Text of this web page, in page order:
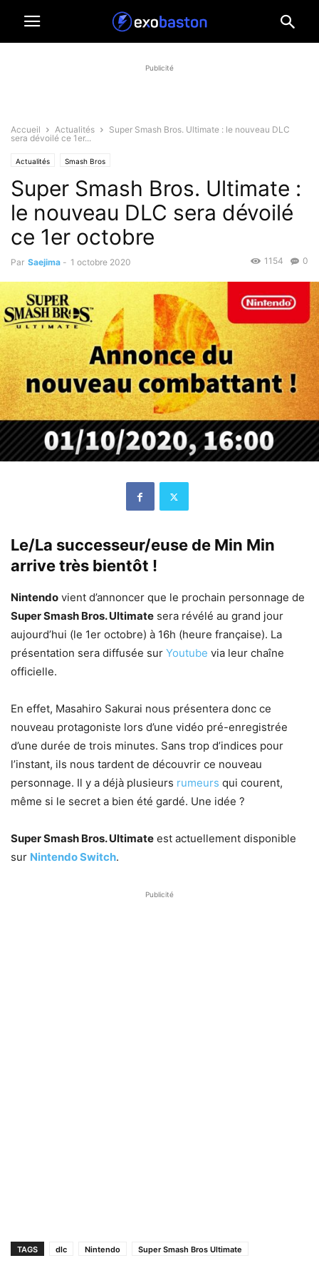
Publicité
Accueil Actualités
Super Smash Bros. Ultimate : le nouveau DLC
sera dévoilé ce 1er...
Actualités Smash Bros
Super Smash Bros. Ultimate :
le nouveau DLC sera dévoilé
ce 1er octobre
Par Saejima - 1 octobre 2020 0
1154
Le/La successeur/euse de Min Min
arrive très bientôt !
Nintendo vient d’annoncer que le prochain personnage de
Super Smash Bros. Ultimate sera révélé au grand jour
aujourd’hui (le 1er octobre) à 16h (heure française). La
présentation sera diffusée sur Youtube via leur chaîne
officielle.
En effet, Masahiro Sakurai nous présentera donc ce
nouveau protagoniste lors d’une vidéo pré-enregistrée
d’une durée de trois minutes. Sans trop d’indices pour
l’instant, ils nous tardent de découvrir ce nouveau
personnage. Il y a déjà plusieurs rumeurs qui courent,
même si le secret a bien été gardé. Une idée ?
Super Smash Bros. Ultimate est actuellement disponible
sur Nintendo Switch.
Publicité
TAGS dlc Nintendo Super Smash Bros Ultimate